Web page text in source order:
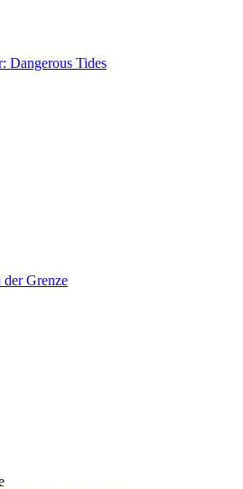
Dangerous Tides
Grenze